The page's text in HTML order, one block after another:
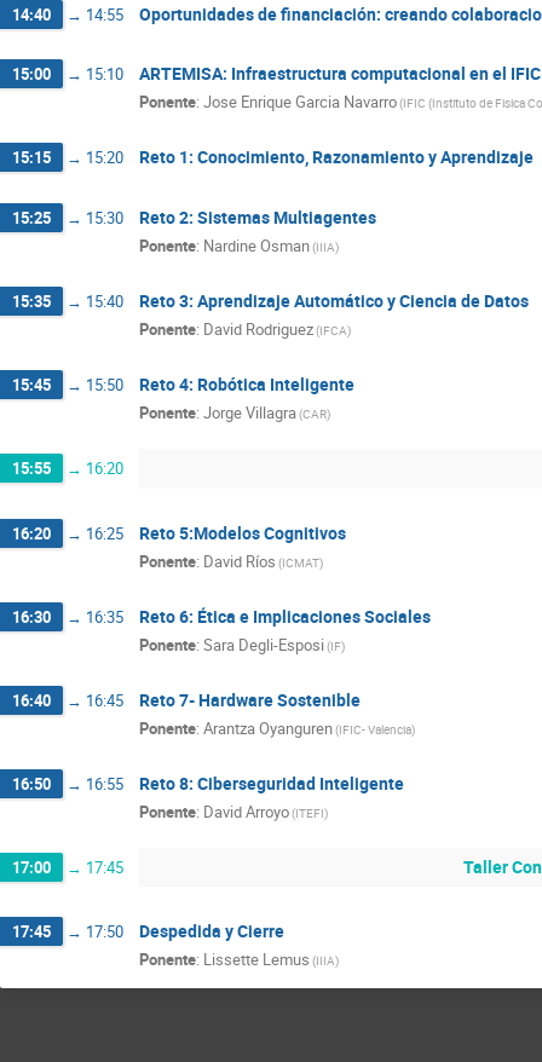
14:40 → 14:55 Oportunidades de financiación: creando
15:00 → 15:10 ARTEMISA: Infraestructura computacional en el IFIC
Ponente: Jose Enrique Garcia Navarro(IFIC (Instituto de Fisica
15:15 → 15:20 Reto 1: Conocimiento, Razonamiento y Aprendizaje
15:25 → 15:30 Reto 2: Sistemas Multiagentes
Ponente: Nardine Osman(IIIA)
15:35 → 15:40 Reto 3: Aprendizaje Automático y Ciencia de Datos
Ponente: David Rodriguez(IFCA)
15:45 → 15:50 Reto 4: Robótica Inteligente
Ponente: Jorge Villagra(CAR)
15:55 → 16:20
16:20 → 16:25 Reto 5:Modelos Cognitivos
Ponente: David Ríos (ICMAT)
16:30 → 16:35 Reto 6: Ética e Implicaciones Sociales
Ponente: Sara Degli-Esposi(IF)
16:40 → 16:45 Reto 7- Hardware Sostenible
Ponente: Arantza Oyanguren(IFIC- Valencia)
16:50 → 16:55 Reto 8: Ciberseguridad Inteligente
Ponente: David Arroyo(ITEFI)
17:00 → 17:45 Taller
17:45 → 17:50 Despedida y Cierre
Ponente: Lissette Lemus (IIIA)